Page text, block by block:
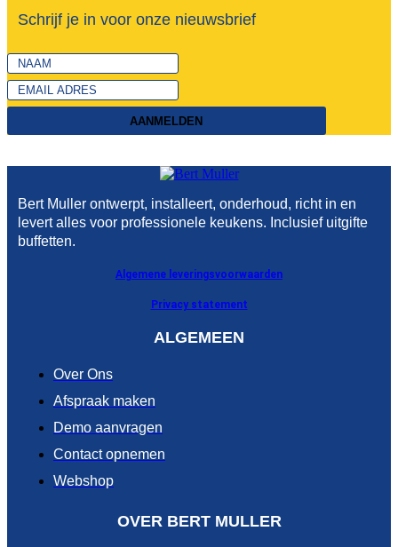
Schrijf je in voor onze nieuwsbrief
AANMELDEN
Bert Muller ontwerpt, installeert, onderhoud, richt in en
levert alles voor professionele keukens. Inclusief uitgifte
buffetten.
Algemene leveringsvoorwaarden
Privacy statement
ALGEMEEN
Over Ons
Afspraak maken
Demo aanvragen
Contact opnemen
Webshop
OVER BERT MULLER